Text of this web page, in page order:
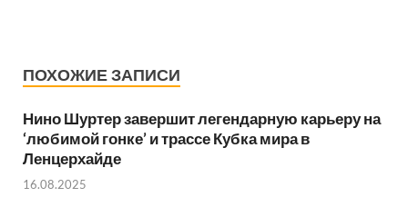
ПОХОЖИЕ ЗАПИСИ
Нино Шуртер завершит легендарную карьеру на
‘любимой гонке’ и трассе Кубка мира в
Ленцерхайде
16.08.2025